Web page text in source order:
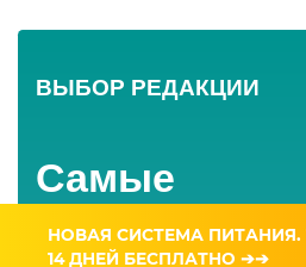
ВЫБОР РЕДАКЦИИ
Самые
НОВАЯ СИСТЕМА ПИТАНИЯ.
14 ДНЕЙ БЕСПЛАТНО ➔➔